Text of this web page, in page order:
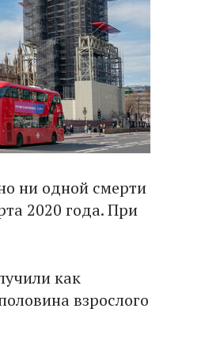
ни одной смерти
2020 года. При
как
взрослого